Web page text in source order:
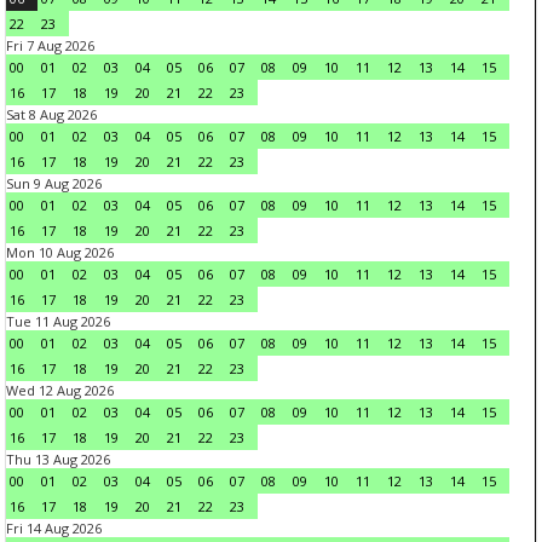
22
23
Fri 7 Aug 2026
00
01 02 03 04 05 06 07 08 09 10 11 12 13 14
15
16
17 18 19 20 21 22
23
Sat 8 Aug 2026
00
01 02 03 04 05 06 07 08 09 10 11 12 13 14
15
16
17 18 19 20 21 22
23
Sun 9 Aug 2026
00
01 02 03 04 05 06 07 08 09 10 11 12 13 14
15
16
17 18 19 20 21 22
23
Mon 10 Aug 2026
00
01 02 03 04 05 06 07 08 09 10 11 12 13 14
15
16
17 18 19 20 21 22
23
Tue 11 Aug 2026
00
01 02 03 04 05 06 07 08 09 10 11 12 13 14
15
16
17 18 19 20 21 22
23
Wed 12 Aug 2026
00
01 02 03 04 05 06 07 08 09 10 11 12 13 14
15
16
17 18 19 20 21 22
23
Thu 13 Aug 2026
00
01 02 03 04 05 06 07 08 09 10 11 12 13 14
15
16
17 18 19 20 21 22
23
Fri 14 Aug 2026